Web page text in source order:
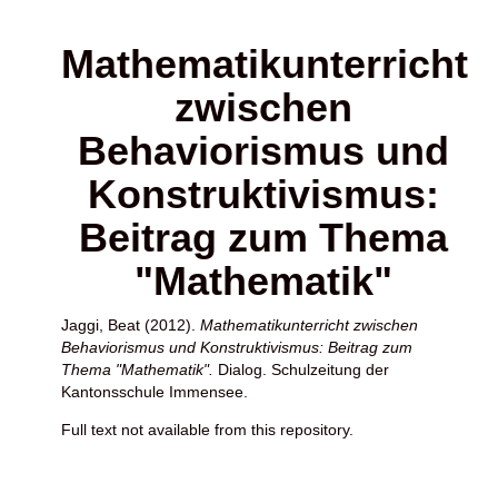
Mathematikunterricht
zwischen
Behaviorismus und
Konstruktivismus:
Beitrag zum Thema
"Mathematik"
Jaggi, Beat (2012). Mathematikunterricht zwischen
Behaviorismus und Konstruktivismus: Beitrag zum
Thema "Mathematik". Dialog. Schulzeitung der
Kantonsschule Immensee.
Full text not available from this repository.